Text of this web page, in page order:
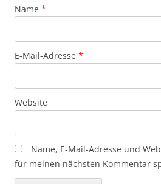
Name *
E-Mail-Adresse *
Website
Name, E-Mail-Adresse und
für meinen nächsten Kommentar